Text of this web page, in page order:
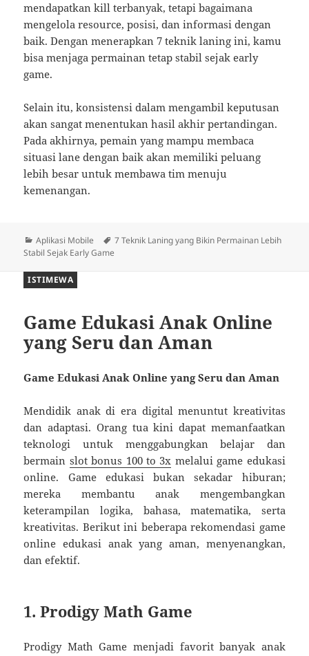
mendapatkan kill terbanyak, tetapi bagaimana
mengelola resource, posisi, dan informasi dengan
baik. Dengan menerapkan 7 teknik laning ini, kamu
bisa menjaga permainan tetap stabil sejak early
game.
Selain itu, konsistensi dalam mengambil keputusan
akan sangat menentukan hasil akhir pertandingan.
Pada akhirnya, pemain yang mampu membaca
situasi lane dengan baik akan memiliki peluang
lebih besar untuk membawa tim menuju
kemenangan.
Kategori
Aplikasi Mobile Tag
7 Teknik Laning yang Bikin Permainan Lebih
Stabil Sejak Early Game
Game Edukasi Anak Online
yang Seru dan Aman
Game Edukasi Anak Online yang Seru dan Aman
Mendidik anak di era digital menuntut kreativitas
dan adaptasi. Orang tua kini dapat memanfaatkan
teknologi untuk menggabungkan belajar dan
bermain slot bonus 100 to 3x melalui game edukasi
online. Game edukasi bukan sekadar hiburan;
mereka membantu anak mengembangkan
keterampilan logika, bahasa, matematika, serta
kreativitas. Berikut ini beberapa rekomendasi game
online edukasi anak yang aman, menyenangkan,
dan efektif.
1.Prodigy Math Game
Prodigy Math Game menjadi favorit banyak anak
ISTIMEWA